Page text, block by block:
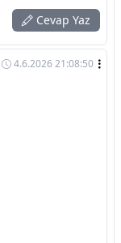
Cevap Yaz
4.6.2026 21:08:50